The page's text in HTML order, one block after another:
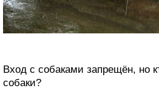
Вход с собаками запрещён, но
собаки?